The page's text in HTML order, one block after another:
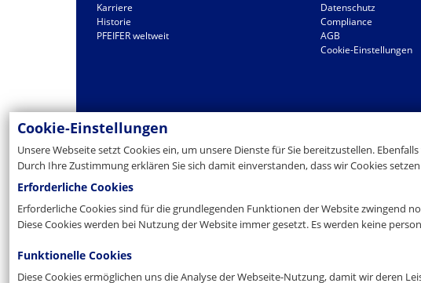
Karriere
Historie
PFEIFER weltweit
Datenschutz
Compliance
AGB
Cookie-Einstellungen
Cookie-Einstellungen
Unsere Webseite setzt Cookies ein, um unsere Dienste für Sie bereitzustellen.
Durch Ihre Zustimmung erklären Sie sich damit einverstanden, dass wir Cookies
Erforderliche Cookies
Erforderliche Cookies sind für die grundlegenden Funktionen der Website zwingend
Diese Cookies werden bei Nutzung der Website immer gesetzt. Es werden keine
Funktionelle Cookies
Diese Cookies ermöglichen uns die Analyse der Webseite-Nutzung, damit wir deren